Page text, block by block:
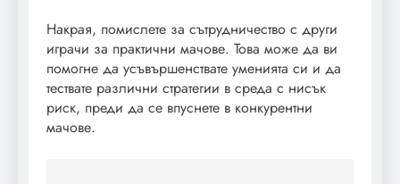
Накрая, помислете за сътрудничество с други
играчи за практични мачове. Това може да ви
помогне да усъвършенствате уменията си и да
тествате различни стратегии в среда с нисък
риск, преди да се впуснете в конкурентни
мачове.